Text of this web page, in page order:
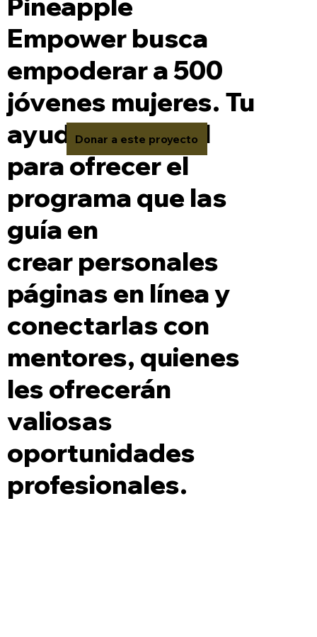
Empower busca
empoderar a 500
jóvenes mujeres. Tu
ayuda es crucial
para ofrecer el
programa que las
guía en
crear personales
páginas en línea y
conectarlas con
mentores, quienes
les ofrecerán
valiosas
oportunidades
profesionales.
Donar a este proyecto